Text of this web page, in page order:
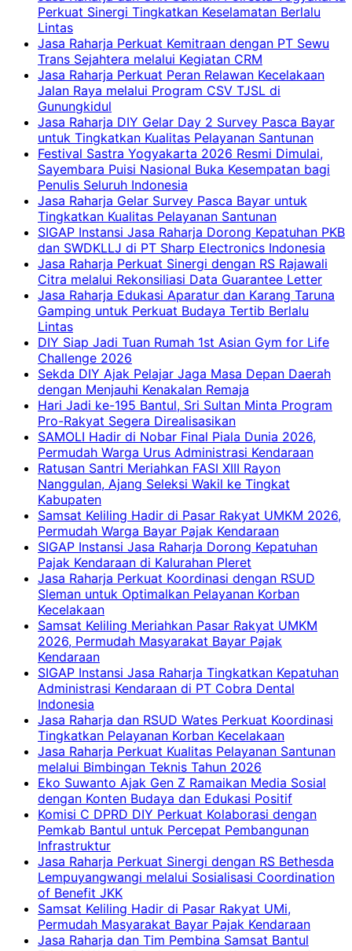
Perkuat Sinergi Tingkatkan Keselamatan Berlalu
Lintas
Jasa Raharja Perkuat Kemitraan dengan PT Sewu
Trans Sejahtera melalui Kegiatan CRM
Jasa Raharja Perkuat Peran Relawan Kecelakaan
Jalan Raya melalui Program CSV TJSL di
Gunungkidul
Jasa Raharja DIY Gelar Day 2 Survey Pasca Bayar
untuk Tingkatkan Kualitas Pelayanan Santunan
Festival Sastra Yogyakarta 2026 Resmi Dimulai,
Sayembara Puisi Nasional Buka Kesempatan bagi
Penulis Seluruh Indonesia
Jasa Raharja Gelar Survey Pasca Bayar untuk
Tingkatkan Kualitas Pelayanan Santunan
SIGAP Instansi Jasa Raharja Dorong Kepatuhan PKB
dan SWDKLLJ di PT Sharp Electronics Indonesia
Jasa Raharja Perkuat Sinergi dengan RS Rajawali
Citra melalui Rekonsiliasi Data Guarantee Letter
Jasa Raharja Edukasi Aparatur dan Karang Taruna
Gamping untuk Perkuat Budaya Tertib Berlalu
Lintas
DIY Siap Jadi Tuan Rumah 1st Asian Gym for Life
Challenge 2026
Sekda DIY Ajak Pelajar Jaga Masa Depan Daerah
dengan Menjauhi Kenakalan Remaja
Hari Jadi ke-195 Bantul, Sri Sultan Minta Program
Pro-Rakyat Segera Direalisasikan
SAMOLI Hadir di Nobar Final Piala Dunia 2026,
Permudah Warga Urus Administrasi Kendaraan
Ratusan Santri Meriahkan FASI XIII Rayon
Nanggulan, Ajang Seleksi Wakil ke Tingkat
Kabupaten
Samsat Keliling Hadir di Pasar Rakyat UMKM 2026,
Permudah Warga Bayar Pajak Kendaraan
SIGAP Instansi Jasa Raharja Dorong Kepatuhan
Pajak Kendaraan di Kalurahan Pleret
Jasa Raharja Perkuat Koordinasi dengan RSUD
Sleman untuk Optimalkan Pelayanan Korban
Kecelakaan
Samsat Keliling Meriahkan Pasar Rakyat UMKM
2026, Permudah Masyarakat Bayar Pajak
Kendaraan
SIGAP Instansi Jasa Raharja Tingkatkan Kepatuhan
Administrasi Kendaraan di PT Cobra Dental
Indonesia
Jasa Raharja dan RSUD Wates Perkuat Koordinasi
Tingkatkan Pelayanan Korban Kecelakaan
Jasa Raharja Perkuat Kualitas Pelayanan Santunan
melalui Bimbingan Teknis Tahun 2026
Eko Suwanto Ajak Gen Z Ramaikan Media Sosial
dengan Konten Budaya dan Edukasi Positif
Komisi C DPRD DIY Perkuat Kolaborasi dengan
Pemkab Bantul untuk Percepat Pembangunan
Infrastruktur
Jasa Raharja Perkuat Sinergi dengan RS Bethesda
Lempuyangwangi melalui Sosialisasi Coordination
of Benefit JKK
Samsat Keliling Hadir di Pasar Rakyat UMi,
Permudah Masyarakat Bayar Pajak Kendaraan
Jasa Raharja dan Tim Pembina Samsat Bantul